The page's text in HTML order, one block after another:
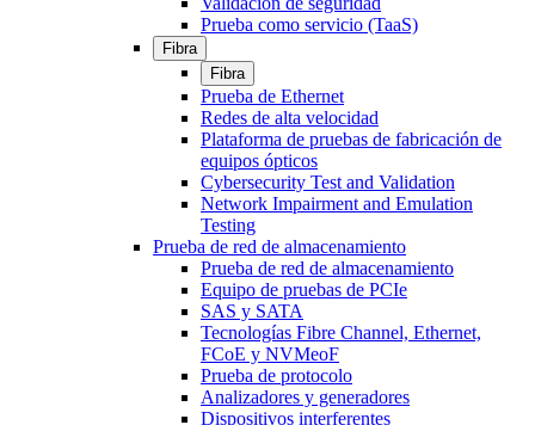
Prueba como servicio (TaaS)
Fibra
Fibra
Prueba de Ethernet
Redes de alta velocidad
Plataforma de pruebas de fabricación de
equipos ópticos
Cybersecurity Test and Validation
Network Impairment and Emulation
Testing
Prueba de red de almacenamiento
Prueba de red de almacenamiento
Equipo de pruebas de PCIe
SAS y SATA
Tecnologías Fibre Channel, Ethernet,
FCoE y NVMeoF
Prueba de protocolo
Analizadores y generadores
Dispositivos interferentes